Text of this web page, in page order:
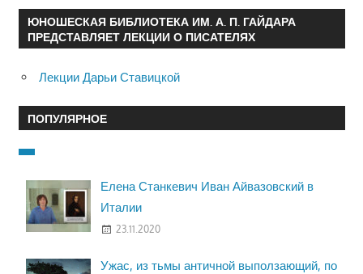
ЮНОШЕСКАЯ БИБЛИОТЕКА ИМ. А. П. ГАЙДАРА
ПРЕДСТАВЛЯЕТ ЛЕКЦИИ О ПИСАТЕЛЯХ
Лекции Дарьи Ставицкой
ПОПУЛЯРНОЕ
Елена Станкевич Иван Айвазовский в
Италии
23.11.2020
Ужас, из тьмы античной выползающий, по